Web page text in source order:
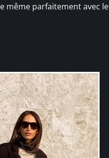
même parfaitement avec le